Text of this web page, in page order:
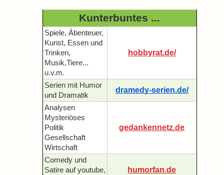
Kunterbuntes ...
Spiele, Ábenteuer,
Kunst, Essen und
Trinken,
Musik,Tiere...
u.v.m.
hobbyrat.de/
Serien mit Humor
und Dramatik
dramedy-serien.de/
Analysen
Mysteriöses
Politik
Gesellschaft
Wirtschaft
gedankennetz.de
Comedy und
Satire auf youtube,
humorfan.de